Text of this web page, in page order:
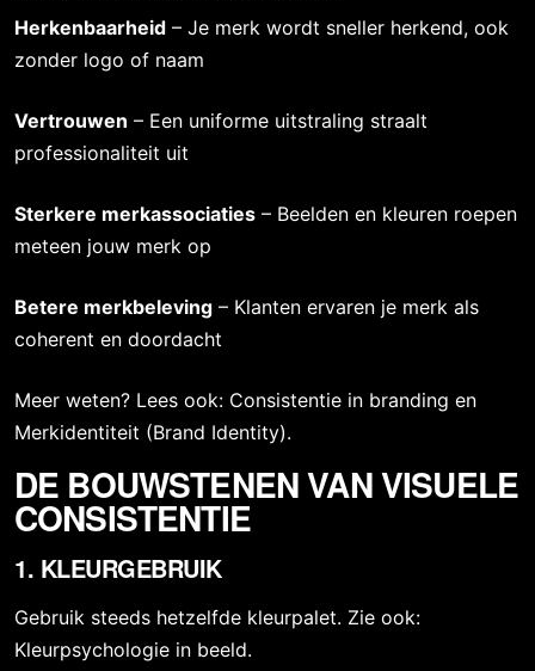
Herkenbaarheid – Je merk wordt sneller herkend, ook
zonder logo of naam
Vertrouwen – Een uniforme uitstraling straalt
professionaliteit uit
Sterkere merkassociaties – Beelden en kleuren roepen
meteen jouw merk op
Betere merkbeleving – Klanten ervaren je merk als
coherent en doordacht
Meer weten? Lees ook: Consistentie in branding en
Merkidentiteit (Brand Identity).
DE BOUWSTENEN VAN VISUELE
CONSISTENTIE
1. KLEURGEBRUIK
Gebruik steeds hetzelfde kleurpalet. Zie ook:
Kleurpsychologie in beeld.